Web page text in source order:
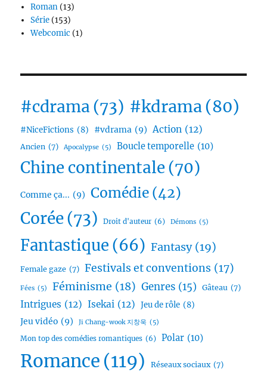
Roman(13)
Série(153)
Webcomic (1)
#cdrama (73) #kdrama(80)
#NiceFictions (8) #vdrama (9) Action (12)
Ancien (7) Apocalypse (5) Boucle temporelle (10)
Chine continentale (70)
Comme ça... (9) Comédie (42)
Corée(73) Droit d'auteur (6) Démons (5)
Fantastique (66) Fantasy (19)
Female gaze (7) Festivals et conventions (17)
Fées (5) Féminisme (18) Genres (15) Gâteau (7)
Intrigues (12) Isekai (12) Jeu de rôle (8)
Jeu vidéo (9) Ji Chang-wook 지창욱 (5)
Mon top des comédies romantiques (6) Polar (10)
Romance (119) Réseaux sociaux (7)